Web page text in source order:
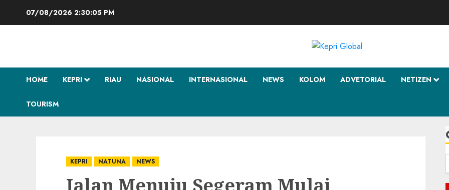
07/08/2026 2:30:06 PM
HOME KEPRI RIAU NASIONAL INTERNASIONAL NEWS KOLOM ADVETORIAL NETIZEN
TOURISM
KEPRI NATUNA NEWS